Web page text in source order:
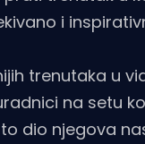
i
trenutaka u
na setu
dio njegova